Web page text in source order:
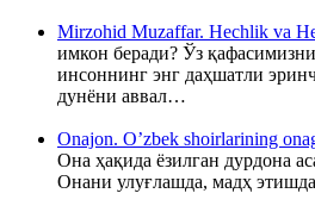
Mirzohid Muzaffar. Hechlik va
имкон беради? Ўз
инсоннинг энг даҳшатли
дунёни аввал…
Onajon. O’zbek shoirlarining
Она ҳақида ёзилган дурдона
Онани улуғлашда, мадҳ